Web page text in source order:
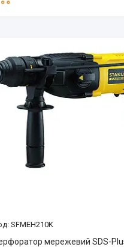
SFMEH210K
мережевий SDS-